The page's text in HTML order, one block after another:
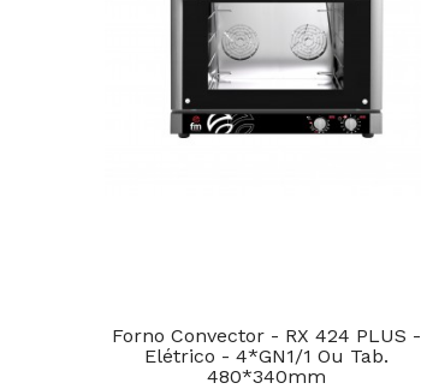
Forno Convector - RX 424 PLUS -
Elétrico - 4*GN1/1 Ou Tab.
480*340mm